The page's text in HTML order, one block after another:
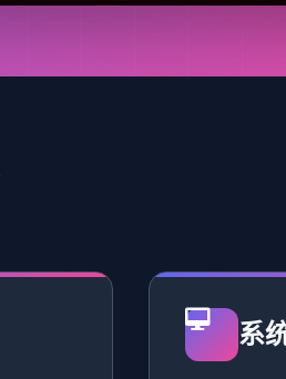
系